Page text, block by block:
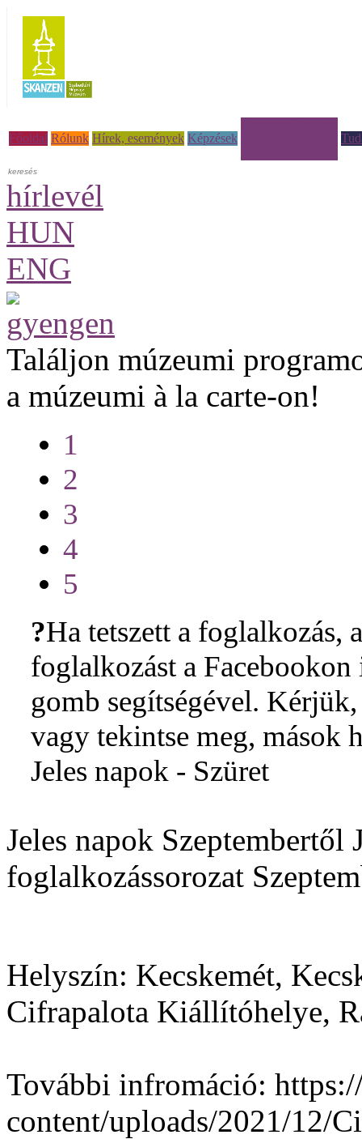
Főoldal Rólunk Hírek, események Képzések
hírlevél
HUN
ENG
Találjon múzeumi
a múzeumi à la carte-on!
1
2
3
4
5
?Ha tetszett a foglalkozás,
foglalkozást a
gomb segítségével.
vagy tekintse meg, mások
Jeles napok - Szüret
Jeles napok Szeptembertől
foglalkozássorozat
Helyszín: Kecskemét,
Cifrapalota Kiállítóhelye,
További infromáció:
content/uploads/2021/12/